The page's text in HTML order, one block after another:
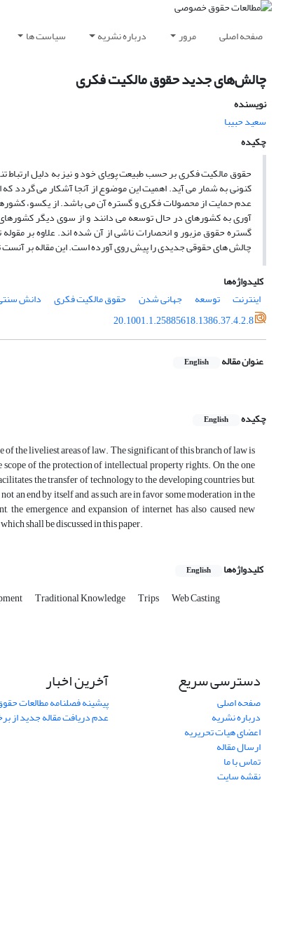
صفحه اصلی مرور درباره نشریه سیاست ها
چالش‌های جدید حقوق مالکیت فکری
نویسنده
سعید حبیبا
چکیده
حقوق مالکیت فکری بر حسب طبیعت پویای خود و نیز به دلیل
کنونی به شمار می آید. اهمیت این موضوع از آنجا آشکار می گردد
عدم حمایت از محصولات فکری و گستره آن می باشد. از یکسو،
آوری به کشورهای در حال توسعه می دانند و از سوی دیگر
گستره حقوق مزبور و انحصارات ناشی از آن شده اند. علاوه بر
چالش های حقوقی جدیدی را پیش روی آورده است. این مقاله بر آنست
کلیدواژه‌ها
اینترنت
توسعه جهانی شدن حقوق مالکیت فکری دانش
20.1001.1.25885618.1386.37.4.2.8
عنوان مقاله English
چکیده English
the liveliest areas of law. The significant of this branch of law is
of the protection of intellectual property rights. On the one
the transfer of technology to the developing countries but,
an end by itself and as such are in favor some moderation in the
emergence and expansion of internet has also caused new
shall be discussed in this paper.
کلیدواژه‌ها English
Traditional Knowledge Trips Web Casting
دسترسی سریع
صفحه اصلی
درباره نشریه
اعضای هیات تحریریه
ارسال مقاله
تماس با ما
نقشه سایت
آخرین اخبار
پیشینه فصلنامه مطالعات
عدم دریافت مقاله جدید از